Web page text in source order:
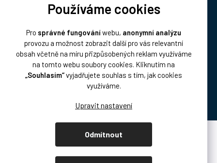
Používáme cookies
Pro správné fungováníwebu, anonymní analýzu
provozu a možnost zobrazit další pro vás relevantní
obsah včetně na míru přizpůsobených reklam využíváme
na tomto webu soubory cookies. Kliknutím na
„Souhlasím“vyjadřujete souhlas s tím, jak cookies
využíváme.
Odmítnout
Platba:
Vytvořil Shoptet Premium
Copyright 2026 . Všechna práva vyhrazena.